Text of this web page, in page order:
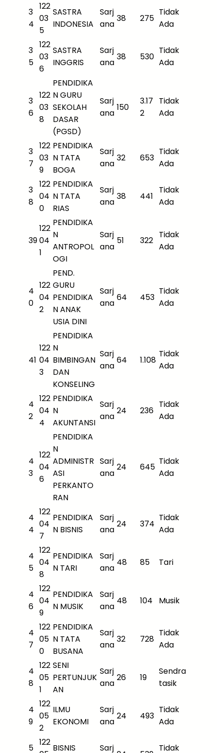
3
4
122
03
5
SASTRA
INDONESIA
Sarj
ana
38 275
Tidak
Ada
3
5
122
03
6
SASTRA
INGGRIS
Sarj
ana
38 530
Tidak
Ada
3
6
122
03
8
PENDIDIKA
N GURU
SEKOLAH
DASAR
(PGSD)
Sarj
ana
150
3.17
2
Tidak
Ada
3
7
122
03
9
PENDIDIKA
N TATA
BOGA
Sarj
ana
32 653
Tidak
Ada
3
8
122
04
0
PENDIDIKA
N TATA
RIAS
Sarj
ana
38 441
Tidak
Ada
39
122
04
1
PENDIDIKA
N
ANTROPOL
OGI
Sarj
ana
51 322
Tidak
Ada
4
0
122
04
2
PEND.
GURU
PENDIDIKA
N ANAK
USIA DINI
Sarj
ana
64 453
Tidak
Ada
41
122
04
3
PENDIDIKA
N
BIMBINGAN
DAN
KONSELING
Sarj
ana
64 1.108
Tidak
Ada
4
2
122
04
4
PENDIDIKA
N
AKUNTANSI
Sarj
ana
24 236
Tidak
Ada
4
3
122
04
6
PENDIDIKA
N
ADMINISTR
ASI
PERKANTO
RAN
Sarj
ana
24 645
Tidak
Ada
4
4
122
04
7
PENDIDIKA
N BISNIS
Sarj
ana
24 374
Tidak
Ada
4
5
122
04
8
PENDIDIKA
N TARI
Sarj
ana
48 85 Tari
4
6
122
04
9
PENDIDIKA
N MUSIK
Sarj
ana
48 104 Musik
4
7
122
05
0
PENDIDIKA
N TATA
BUSANA
Sarj
ana
32 728
Tidak
Ada
4
8
122
05
1
SENI
PERTUNJUK
AN
Sarj
ana
26 19
Sendra
tasik
4
9
122
05
2
ILMU
EKONOMI
Sarj
ana
24 493
Tidak
Ada
5
122
BISNIS Sarj Tidak